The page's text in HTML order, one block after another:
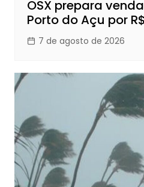
OSX prepara
Porto do Açu por
7 de agosto de 2026